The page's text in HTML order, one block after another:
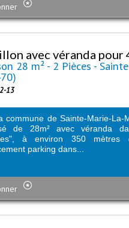
avec véranda pour
28 m² - 2 Pièces -
13
commune de Sainte-Marie-La-
de 28m² avec véranda
à environ 350
parking dans...